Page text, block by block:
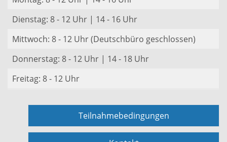
Dienstag: 8 - 12 Uhr | 14 - 16 Uhr
Mittwoch: 8 - 12 Uhr (Deutschbüro geschlossen)
Donnerstag: 8 - 12 Uhr | 14 - 18 Uhr
Freitag: 8 - 12 Uhr
Teilnahmebedingungen